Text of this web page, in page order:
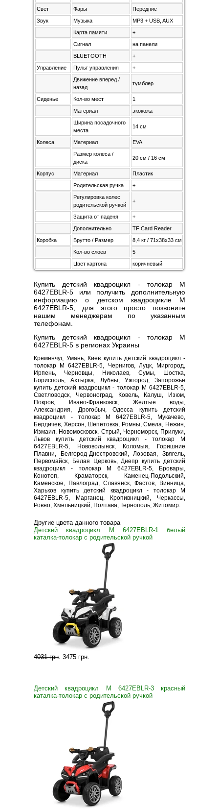
Свет Фары
Передние
Звук
Музыка
MP3 + USB, AUX
Карта памяти
+
Сигнал
на панели
BLUETOOTH
+
Управление
Пульт управления
+
Движение вперед /
назад
тумблер
Сиденье Кол-во мест
1
Материал
экокожа
Ширина посадочного
места
14 см
Колеса Материал
EVA
Размер колеса /
диска
20 см / 16 см
Корпус Материал
Пластик
Родительская ручка
+
Регулировка колес
родительской ручкой
+
Защита от паденя
+
Дополнительно
TF Card Reader
Коробка
Брутто / Размер
8,4 кг / 71х38х33 см
Кол-во слоев
5
Цвет картона
коричневый
Купить детский квадроцикл - толокар M
6427EBLR-5 или получить дополнительную
информацию о детском квадроцикле M
6427EBLR-5, для этого просто позвоните
нашим менеджерам по указанным
телефонам.
Купить детский квадроцикл - толокар M
6427EBLR-5 в регионах Украины
Кременчуг, Умань, Киев купить детский квадроцикл -
толокар M 6427EBLR-5, Чернигов, Луцк, Миргород,
Ирпень, Черновцы, Николаев, Сумы, Шостка,
Борисполь, Ахтырка, Лубны, Ужгород, Запорожье
купить детский квадроцикл - толокар M 6427EBLR-5,
Светловодск, Червоноград, Ковель, Калуш, Изюм,
Покров, Ивано-Франковск, Желтые воды,
Александрия, Дрогобыч, Одесса купить детский
квадроцикл - толокар M 6427EBLR-5, Мукачево,
Бердичев, Херсон, Шепетовка, Ромны, Смела, Нежин,
Измаил, Новомосковск, Стрый, Черноморск, Прилуки,
Львов купить детский квадроцикл - толокар M
6427EBLR-5, Нововолынск, Коломыя, Горишние
Плавни, Белгород-Днестровский, Лозовая, Звягель,
Первомайск, Белая Церковь, Днепр купить детский
квадроцикл - толокар M 6427EBLR-5, Бровары,
Конотоп, Краматорск, Каменец-Подольский,
Каменское, Павлоград, Славянск, Фастов, Винница,
Харьков купить детский квадроцикл - толокар M
6427EBLR-5, Марганец, Кропивницкий, Черкассы,
Ровно, Хмельницкий, Полтава, Тернополь, Житомир.
Другие цвета данного товара
Детский квадроцикл M 6427EBLR-1 белый
каталка-толокар с родительской ручкой
4031 грн. 3475 грн.
Детский квадроцикл M 6427EBLR-3 красный
каталка-толокар с родительской ручкой